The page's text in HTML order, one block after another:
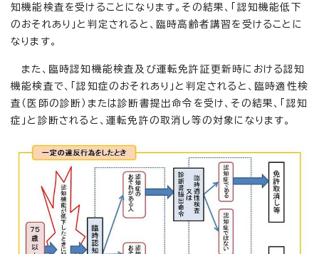
知機能検査を受けることになります。その結果、「認知機能低下
のおそれあり」と判定されると、臨時高齢者講習を受けることに
なります。
また、臨時認知機能検査及び運転免許証更新時における認知
機能検査で、「認知症のおそれあり」と判定されると、臨時適性検
査（医師の診断）または診断書提出命令を受け、その結果、「認知
症」と診断されると、運転免許の取消し等の対象になります。